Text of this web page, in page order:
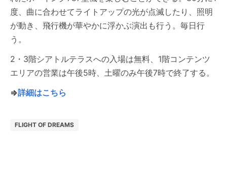
度、曲に合わせてライトアップの光が点滅したり、照明
が動き、飛行機が華やかに浮かぶ演出も行う。毎日行
う。
2・3階シアトルテラスへの入場は無料、1階コンテンツ
エリアの営業は午後5時、土曜のみ午後7時で終了する。
⇒詳細はこちら
FLIGHT OF DREAMS